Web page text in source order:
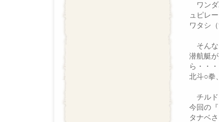
ワンダ
ュピレ
ワタシ
そんな
潜航艇
ら・・
北斗○拳
チルド
今回の
タナベ